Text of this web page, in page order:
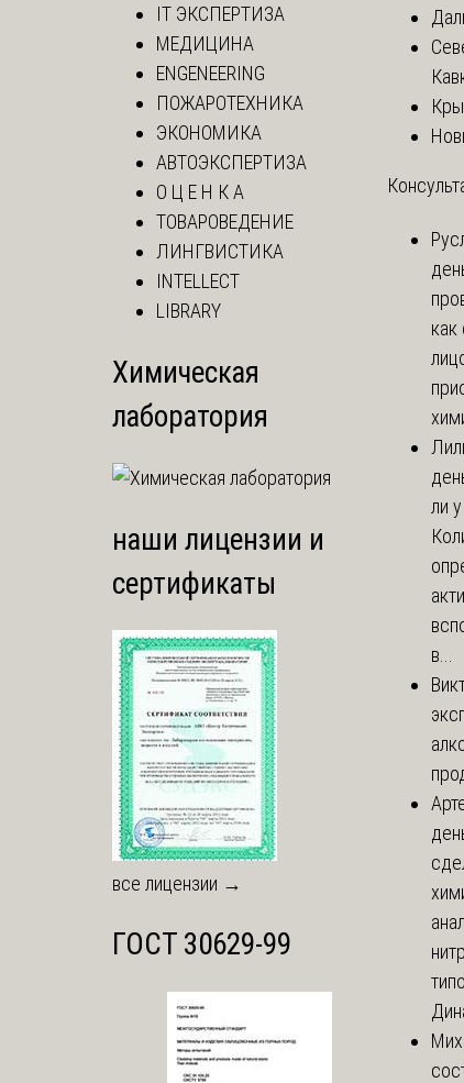
IT ЭКСПЕРТИЗА
МЕДИЦИНА
ENGENEERING
ПОЖАРОТЕХНИКА
ЭКОНОМИКА
АВТОЭКСПЕРТИЗА
О Ц Е Н К А
ТОВАРОВЕДЕНИЕ
ЛИНГВИСТИКА
INTELLECT
LIBRARY
Химическая
лаборатория
наши лицензии и
сертификаты
все лицензии →
ГОСТ 30629-99
как
ли
в...